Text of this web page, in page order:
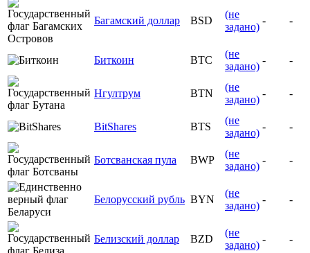
Багамский доллар BSD
(не
задано)
- -
Биткоин BTC
(не
задано)
- -
Нгултрум BTN
(не
задано)
- -
BitShares BTS
(не
задано)
- -
Ботсванская пула BWP
(не
задано)
- -
Белорусский рубль BYN
(не
задано)
- -
Белизский доллар BZD
(не
задано)
- -